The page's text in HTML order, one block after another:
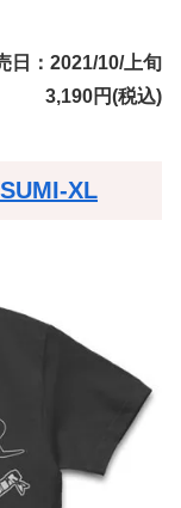
日：2021/10/上旬
3,190円(税込)
XL